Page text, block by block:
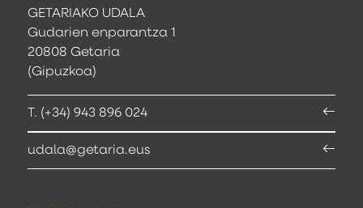
GETARIAKO UDALA
Gudarien enparantza 1
20808 Getaria
(Gipuzkoa)
T. (+34) 943 896 024
udala@getaria.eus